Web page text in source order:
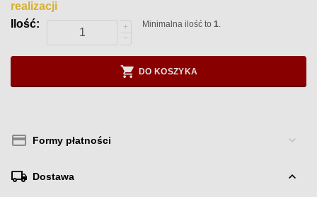
realizacji
Ilość:
+
−
Minimalna ilość to1.
DO KOSZYKA
Formy płatności
Dostawa